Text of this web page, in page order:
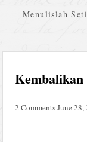
Menulislah
2 CommentsJune 28,